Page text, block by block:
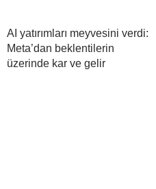
AI yatırımları meyvesini verdi:
Meta’dan beklentilerin
üzerinde kar ve gelir